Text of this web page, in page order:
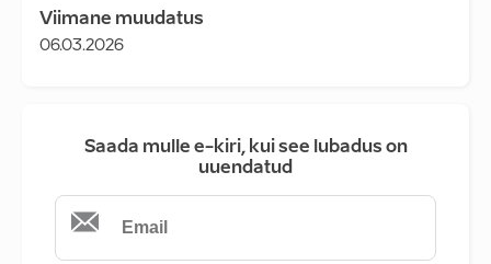
Viimane muudatus
06.03.2026
Saada mulle e-kiri, kui see lubadus on
uuendatud